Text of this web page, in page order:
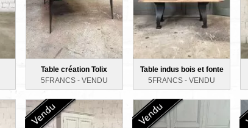
Table création Tolix
5FRANCS - VENDU
Table indus bois et fonte
5FRANCS -VENDU